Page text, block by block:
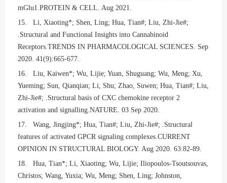
mGlu1.PROTEIN & CELL. Aug 2021.
15. Li, Xiaoting*; Shen, Ling; Hua, Tian#; Liu, Zhi-Jie#;
.Structural and Functional Insights into Cannabinoid
Receptors.TRENDS IN PHARMACOLOGICAL SCIENCES. Sep
2020. 41(9):665-677.
16. Liu, Kaiwen*; Wu, Lijie; Yuan, Shuguang; Wu, Meng; Xu,
Yueming; Sun, Qianqian; Li, Shu; Zhao, Suwen; Hua, Tian#; Liu,
Zhi-Jie#; .Structural basis of CXC chemokine receptor 2
activation and signalling.NATURE. 03 Sep 2020.
17. Wang, Jingjing*; Hua, Tian#; Liu, Zhi-Jie#; .Structural
features of activated GPCR signaling complexes.CURRENT
OPINION IN STRUCTURAL BIOLOGY. Aug 2020. 63:82-89.
18. Hua, Tian*; Li, Xiaoting; Wu, Lijie; Iliopoulos-Tsoutsouvas,
Christos; Wang, Yuxia; Wu, Meng; Shen, Ling; Johnston,